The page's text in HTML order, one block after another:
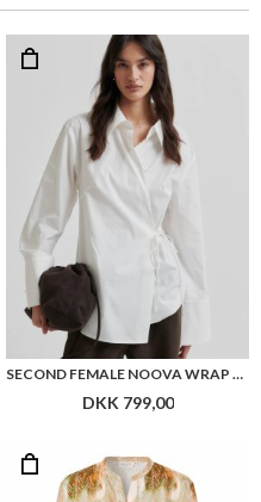
SECOND FEMALE NOOVA WRAP SHIRT
DKK 799,00